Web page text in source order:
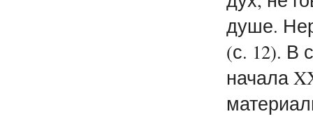
душе.
(с. 12). В
начала